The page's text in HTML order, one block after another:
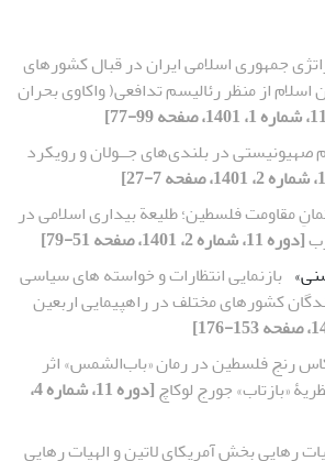
جمهوری اسلامی ایران در قبال کشورهای
از منظر رئالیسم تدافعی( واکاوی بحران
صهیونیستی در بلندی‌های جــولان و رویکرد
مقاومت فلسطین؛ طلیعة بیداری اسلامی در
[دوره 11، شماره 2، 1401، صفحه 51-79]
بازنمایی انتظارات و خواسته‏ های سیاسی
کشورهای مختلف در راهپیمایی اربعین
رنج فلسطین در رمان «باب‌الشمس» اثر
«بازتاب» جورج لوکاچ
[دوره 11، شماره 4،
رهایی بخش آمریکای لاتین و الهیات رهایی